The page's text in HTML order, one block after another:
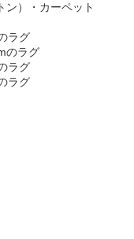
ン）・カーペット
ラグ
のラグ
ラグ
ラグ